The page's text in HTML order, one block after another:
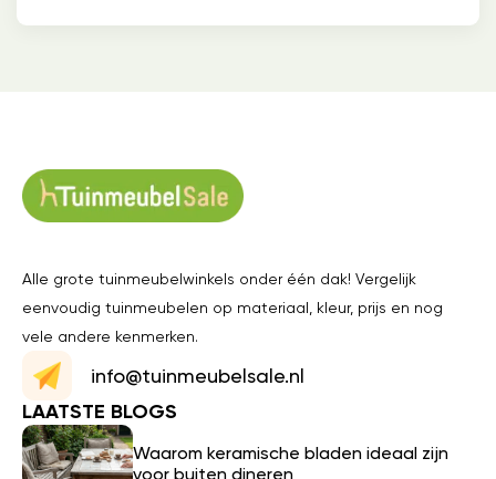
Alle grote tuinmeubelwinkels onder één dak! Vergelijk
eenvoudig tuinmeubelen op materiaal, kleur, prijs en nog
vele andere kenmerken.
info@tuinmeubelsale.nl
LAATSTE BLOGS
Waarom keramische bladen ideaal zijn
voor buiten dineren